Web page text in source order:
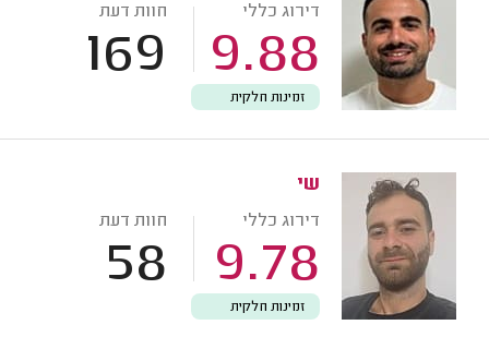
דירוג כללי
9.88
חוות דעת
169
זמינות חלקית
שי
דירוג כללי
9.78
חוות דעת
58
זמינות חלקית